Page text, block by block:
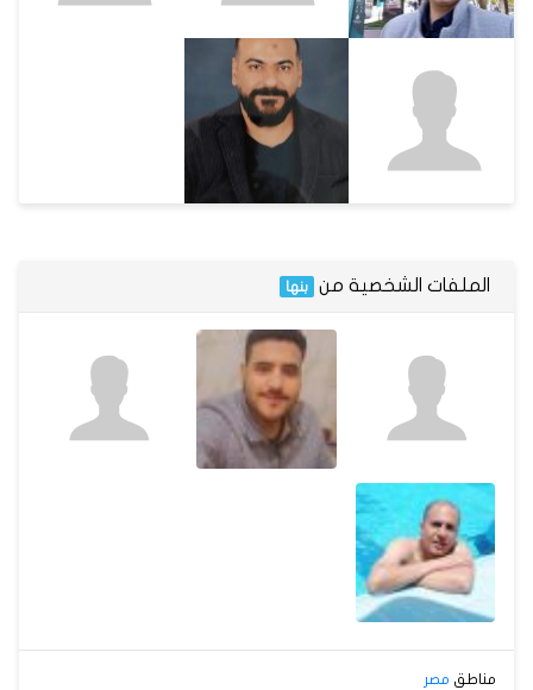
الملفات الشخصية من بنها
مناطق مصر